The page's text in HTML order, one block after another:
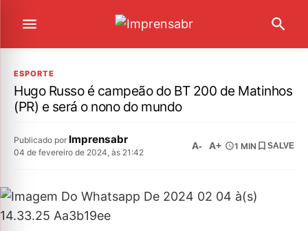
ESPORTE
Hugo Russo é campeão do BT 200 de Matinhos
(PR) e será o nono do mundo
Publicado por Imprensabr
04 de fevereiro de 2024, às 21:42
A- A+ 1 MIN SALVE